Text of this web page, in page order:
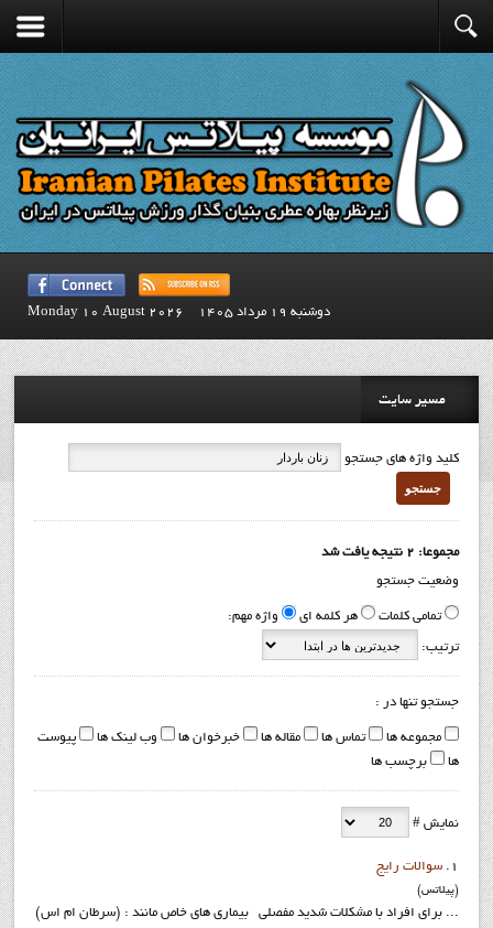
دوشنبه 19 مرداد 1405 Monday 10 August 2026
مسیر سایت
کلید واژه های جستجو
جستجو
مجموعا: 2 نتیجه یافت شد
وضعیت جستجو
تمامی کلمات هر کلمه ای واژه مهم:
ترتیب:
جستجو تنها در :
مجموعه ها تماس ها مقاله ها خبرخوان ها وب لینک ها
پیوست
ها
برچسب ها
نمایش #
1.
سوالات رايج
(پيلاتس)
... براي افراد با مشكلات شديد مفصلي بيماري هاي خاص مانند : (سرطان ام اس)